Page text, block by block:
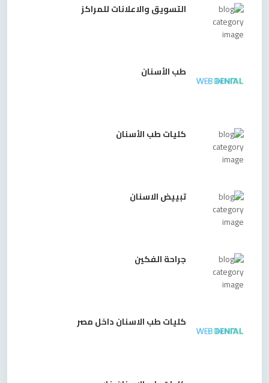
التسويق والاعلانات للمراكز
طب الأسنان
كليات طب الأسنان
تبييض الاسنان
جراحة الفكين
كليات طب الاسنان داخل مصر